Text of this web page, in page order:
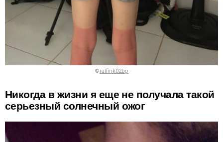
©ratfink02bp
Никогда в жизни я еще не получала такой
серьезный солнечный ожог